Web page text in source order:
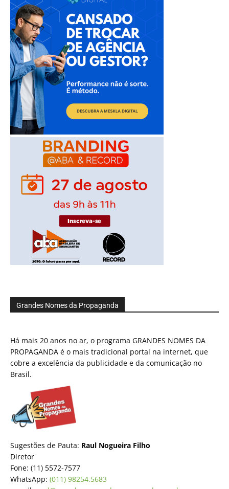
Grandes Nomes da Propaganda
Há mais 20 anos no ar, o programa GRANDES NOMES DA
PROPAGANDA é o mais tradicional portal na internet, que
cobre a excelência da publicidade e da comunicação no
Brasil.
Sugestões de Pauta: Raul Nogueira Filho
Diretor
Fone: (11) 5572-7577
WhatsApp: (011) 98254.5683